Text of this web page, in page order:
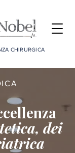
CHIRURGICA
dei